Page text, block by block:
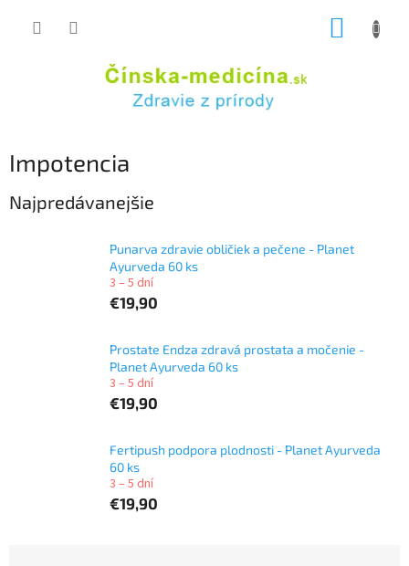
Impotencia
Najpredávanejšie
Punarva zdravie obličiek a pečene - Planet
Ayurveda 60 ks
3 – 5 dní
€19,90
Prostate Endza zdravá prostata a močenie -
Planet Ayurveda 60 ks
3 – 5 dní
€19,90
Fertipush podpora plodnosti - Planet Ayurveda
60 ks
3 – 5 dní
€19,90